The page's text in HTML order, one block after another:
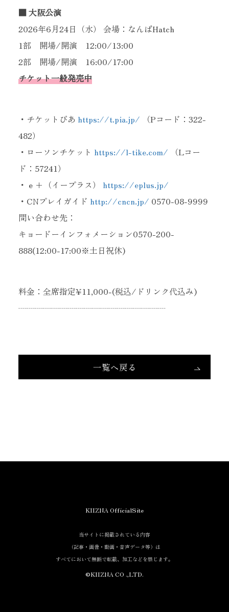
■ 大阪公演
2026年6月24日（水） 会場：なんばHatch
1部 開場/開演 12:00/13:00
2部 開場/開演 16:00/17:00
チケット一般発売中
・チケットぴあ https://t.pia.jp/ （Pコード：322-
482）
・ローソンチケット https://l-tike.com/ （Lコー
ド：57241）
・ｅ+（イープラス） https://eplus.jp/
・CNプレイガイド http://cncn.jp/ 0570-08-9999
問い合わせ先：
キョードーインフォメーション0570-200-
888(12:00-17:00※土日祝休)
料金：全席指定¥11,000-(税込/ドリンク代込み)
┈┈┈┈┈┈┈┈┈┈┈┈┈┈┈┈┈┈
一覧へ戻る
KIIZNA OfficialSite
当サイトに掲載されている内容
（記事・画像・動画・音声データ等）は
すべてにおいて無断で転載、加工などを禁じます。
©KIIZNA CO .,LTD.